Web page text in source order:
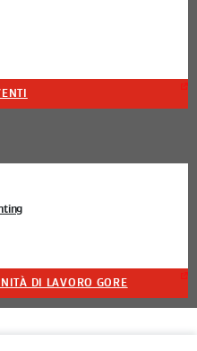
DI LAVORO GORE